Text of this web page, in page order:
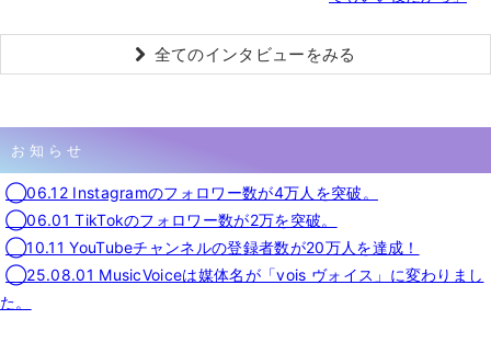
全てのインタビューをみる
お知らせ
◯06.12 Instagramのフォロワー数が4万人を突破。
◯06.01 TikTokのフォロワー数が2万を突破。
◯10.11 YouTubeチャンネルの登録者数が20万人を達成！
◯25.08.01 MusicVoiceは媒体名が「vois ヴォイス」に変わりまし
た。